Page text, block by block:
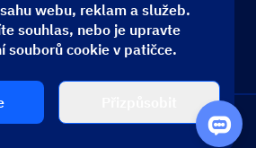
webu, reklam a služeb.
souhlas, nebo je upravte
souborů cookie v patičce.